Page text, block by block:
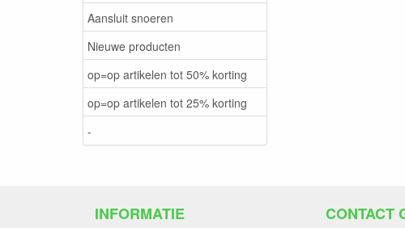
Aansluit snoeren
Nieuwe producten
op=op artikelen tot 50% korting
op=op artikelen tot 25% korting
-
INFORMATIE CONTACT